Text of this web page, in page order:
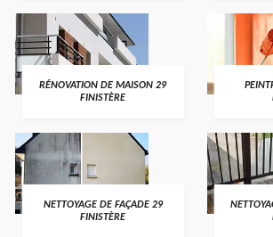
RÉNOVATION DE MAISON 29
FINISTÈRE
NETTOYAGE DE FAÇADE 29
FINISTÈRE